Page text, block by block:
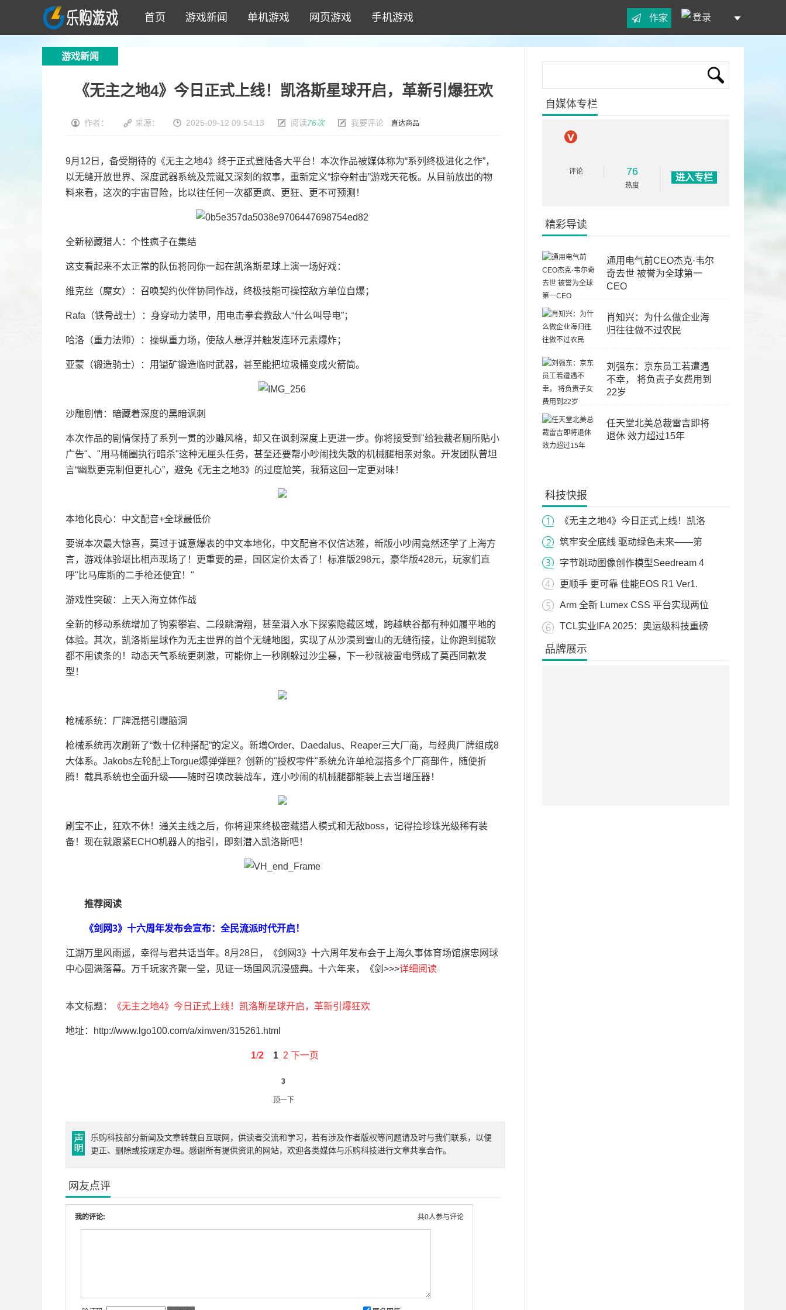
首页 游戏新闻 单机游戏 网页游戏 手机游戏 作家 登录
游戏新闻
《无主之地4》今日正式上线！凯洛斯星球开启，革新引爆狂欢
作者： 来源： 2025-09-12 09:54:13 阅读76次 我要评论 直达商品
9月12日，备受期待的《无主之地4》终于正式登陆各大平台！本次作品被媒体称为“系列终极进化之作”，
以无缝开放世界、深度武器系统及荒诞又深刻的叙事，重新定义“掠夺射击”游戏天花板。从目前放出的物
料来看，这次的宇宙冒险，比以往任何一次都更疯、更狂、更不可预测！
全新秘藏猎人：个性疯子在集结
这支看起来不太正常的队伍将同你一起在凯洛斯星球上演一场好戏：
维克丝（魔女）：召唤契约伙伴协同作战，终极技能可操控敌方单位自爆；
Rafa（铁骨战士）：身穿动力装甲，用电击拳套教敌人“什么叫导电”；
哈洛（重力法师）：操纵重力场，使敌人悬浮并触发连环元素爆炸；
亚蒙（锻造骑士）：用镒矿锻造临时武器，甚至能把垃圾桶变成火箭筒。
沙雕剧情：暗藏着深度的黑暗讽刺
本次作品的剧情保持了系列一贯的沙雕风格，却又在讽刺深度上更进一步。你将接受到"给独裁者厕所贴小
广告"、"用马桶圈执行暗杀"这种无厘头任务，甚至还要帮小吵闹找失散的机械腿相亲对象。开发团队曾坦
言“幽默更克制但更扎心”，避免《无主之地3》的过度尬笑，我猜这回一定更对味！
本地化良心：中文配音+全球最低价
要说本次最大惊喜，莫过于诚意爆表的中文本地化，中文配音不仅信达雅，新版小吵闹竟然还学了上海方
言，游戏体验堪比相声现场了！更重要的是，国区定价太香了！标准版298元，豪华版428元，玩家们直
呼"比马库斯的二手枪还便宜！"
游戏性突破：上天入海立体作战
全新的移动系统增加了钩索攀岩、二段跳滑翔，甚至潜入水下探索隐藏区域，跨越峡谷都有种如履平地的
体验。其次，凯洛斯星球作为无主世界的首个无缝地图，实现了从沙漠到雪山的无缝衔接，让你跑到腿软
都不用读条的！动态天气系统更刺激，可能你上一秒刚躲过沙尘暴，下一秒就被雷电劈成了莫西同款发
型！
枪械系统：厂牌混搭引爆脑洞
枪械系统再次刷新了“数十亿种搭配”的定义。新增Order、Daedalus、Reaper三大厂商，与经典厂牌组成8
大体系。Jakobs左轮配上Torgue爆弹弹匣？创新的"授权零件"系统允许单枪混搭多个厂商部件，随便折
腾！载具系统也全面升级——随时召唤改装战车，连小吵闹的机械腿都能装上去当增压器！
刷宝不止，狂欢不休！通关主线之后，你将迎来终极密藏猎人模式和无敌boss，记得捡珍珠光级稀有装
备！现在就跟紧ECHO机器人的指引，即刻潜入凯洛斯吧！
推荐阅读
《剑网3》十六周年发布会宣布：全民流派时代开启！
江湖万里风雨遥，幸得与君共话当年。8月28日，《剑网3》十六周年发布会于上海久事体育场馆旗忠网球
中心圆满落幕。万千玩家齐聚一堂，见证一场国风沉浸盛典。十六年来，《剑>>>详细阅读
本文标题： 《无主之地4》今日正式上线！凯洛斯星球开启，革新引爆狂欢
地址：http://www.lgo100.com/a/xinwen/315261.html
1/2 1 2 下一页
3
顶一下
乐购科技部分新闻及文章转载自互联网，供读者交流和学习，若有涉及作者版权等问题请及时与我们联系，以便
更正、删除或按规定办理。感谢所有提供资讯的网站，欢迎各类媒体与乐购科技进行文章共享合作。
网友点评
我的评论: 共0人参与评论
自媒体专栏
评论 76
热度
进入专栏
精彩导读
通用电气前CEO杰克·韦尔
奇去世 被誉为全球第一
CEO
肖知兴：为什么做企业海
归往往做不过农民
刘强东：京东员工若遭遇
不幸， 将负责子女费用到
22岁
任天堂北美总裁雷吉即将
退休 效力超过15年
科技快报
《无主之地4》今日正式上线！凯洛
筑牢安全底线 驱动绿色未来——第
字节跳动图像创作模型Seedream 4
更顺手 更可靠 佳能EOS R1 Ver1.
Arm 全新 Lumex CSS 平台实现两位
TCL实业IFA 2025：奥运级科技重磅
品牌展示